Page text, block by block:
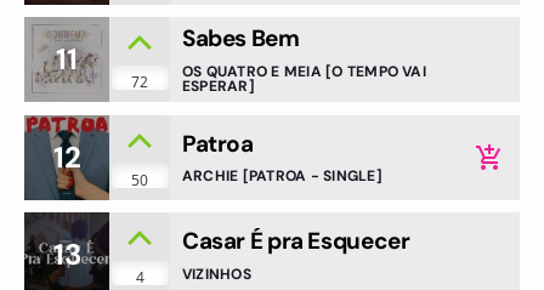
11
72
Sabes Bem
OS QUATRO E MEIA [O TEMPO VAI
ESPERAR]
12
50
Patroa
ARCHIE [PATROA - SINGLE]
add_shopping_cart
13
4
Casar É pra Esquecer
VIZINHOS